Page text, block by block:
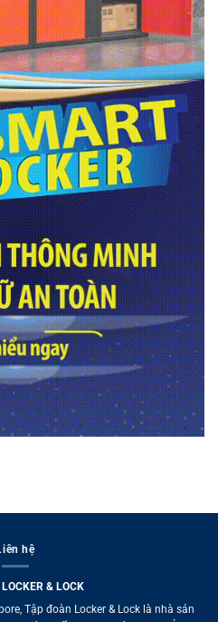
hệ
& LOCK
Tập đoàn Locker & Lock là nhà sản